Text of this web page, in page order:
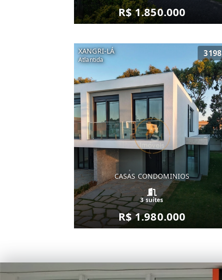
R$ 1.850.000
XANGRI-LÁ
Atlantida
3198
CASAS CONDOMINIOS
3 suítes
R$ 1.980.000